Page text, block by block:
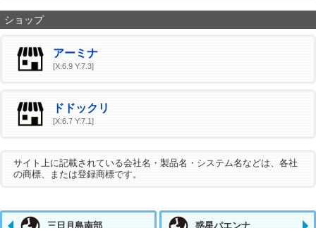
ショップ
アーミナ
[X:6.9 Y:7.3]
ドドックリ
[X:6.7 Y:7.1]
サイト上に記載されている会社名・製品名・システム名などは、各社
の商標、または登録商標です。
三日月島南部 惑星パエンナ